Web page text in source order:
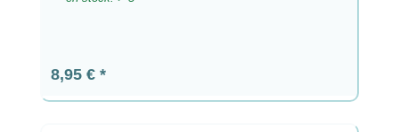
Prix régulier :
8,95 €